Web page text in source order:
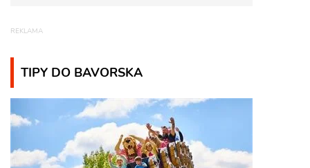
TIPY DO BAVORSKA